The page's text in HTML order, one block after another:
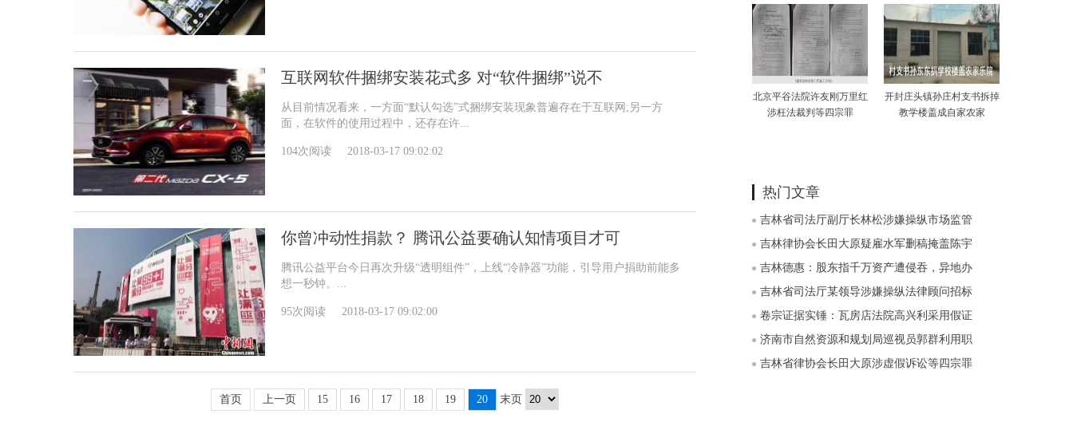
互联网软件捆绑安装花式多 对“软件捆绑”说不
从目前情况看来，一方面“默认勾选”式捆绑安装现象普遍存在于互联网;另一方
面，在软件的使用过程中，还存在许...
104次阅读 2018-03-17 09:02:02
你曾冲动性捐款？ 腾讯公益要确认知情项目才可
腾讯公益平台今日再次升级“透明组件”，上线“冷静器”功能，引导用户捐助前能多
想一秒钟。...
95次阅读 2018-03-17 09:02:00
首页 上一页 15 16 17 18 19 20 末页
北京平谷法院许友刚万里红
涉枉法裁判等四宗罪
开封庄头镇孙庄村支书拆掉
教学楼盖成自家农家
热门文章
吉林省司法厅副厅长林松涉嫌操纵市场监管
吉林律协会长田大原疑雇水军删稿掩盖陈宇
吉林德惠：股东指千万资产遭侵吞，异地办
吉林省司法厅某领导涉嫌操纵法律顾问招标
卷宗证据实锤：瓦房店法院高兴利采用假证
济南市自然资源和规划局巡视员郭群利用职
吉林省律协会长田大原涉虚假诉讼等四宗罪